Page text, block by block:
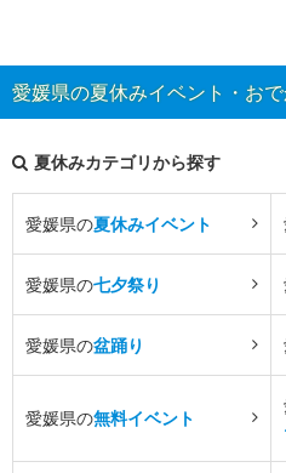
愛媛県の夏休みイベント・お
夏休みカテゴリから探す
愛媛県の夏休みイベント
愛媛県の七夕祭り
愛媛県の盆踊り
愛媛県の無料イベント